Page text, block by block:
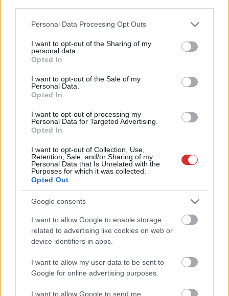
Please note that this website/app uses one or more Google
not limited to your visit or usage behaviour. You may click to
grant or deny consent to Google and its third-party tags to
use your data for below specified purposes in below Google
consent section.
Personal Data Processing Opt Outs
I want to opt-out of the Sharing of my
personal data.
Opted In
I want to opt-out of the Sale of my
Personal Data.
Opted In
I want to opt-out of processing my
Personal Data for Targeted Advertising.
Opted In
I want to opt-out of Collection, Use,
Retention, Sale, and/or Sharing of my
Personal Data that Is Unrelated with the
Purposes for which it was collected.
Opted Out
Google consents
I want to allow Google to enable storage
related to advertising like cookies on web or
device identifiers in apps.
I want to allow my user data to be sent to
Google for online advertising purposes.
I want to allow Google to send me
“Vai tā drīkst?” Purvciemā
kaimiņi nokrāsojuši
daudzdzīvokļu mājas
fasādi katrs savā krāsā
Bauskāvisa skolas
vadība iesniedz
atlūgumus –
lemj par reorganizāciju
Latvijušodien skars
laikapstākļu kontrasti –
plosīsies negaiss
Atcelt Ziņot